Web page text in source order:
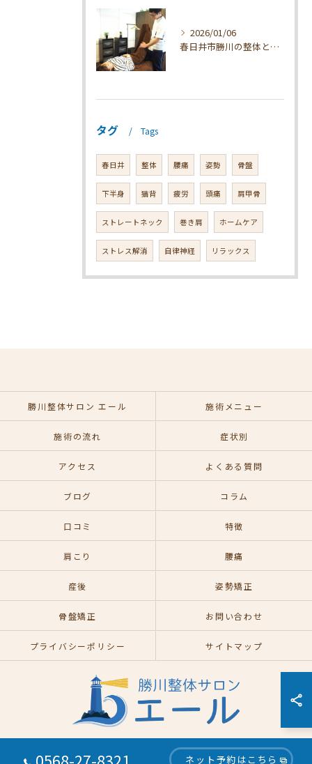
2026/01/06
春日井市勝川の整体とマッサージ効果解説
タグ Tags
春日井 整体 腰痛 姿勢 骨盤
下半身 猫背 疲労 頭痛 肩甲骨
ストレートネック 巻き肩 ホームケア
ストレス解消 自律神経 リラックス
0568-27-8321 ネット予約はこちら
勝川整体サロン エール 施術メニュー
施術の流れ 症状別
アクセス よくある質問
ブログ コラム
口コミ 特徴
肩こり 腰痛
産後 姿勢矯正
骨盤矯正 お問い合わせ
プライバシーポリシー サイトマップ